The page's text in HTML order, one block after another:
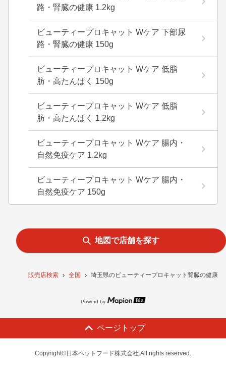
販売店検索 全国 埼玉県のビューティープロキャット腎臓の健康
路・腎臓の健康 1.2kg
ビューティープロキャット Wケア 下部尿
路・腎臓の健康 150g
ビューティープロキャット Wケア 低脂
肪・高たんぱく 150g
ビューティープロキャット Wケア 低脂
肪・高たんぱく 1.2kg
ビューティープロキャット Wケア 腸内・
自然免疫ケア 1.2kg
ビューティープロキャット Wケア 腸内・
自然免疫ケア 150g
地図で店舗を探す
Powerd by
ページトップ
Copyright©日本ペットフード株式会社.All rights reserved.